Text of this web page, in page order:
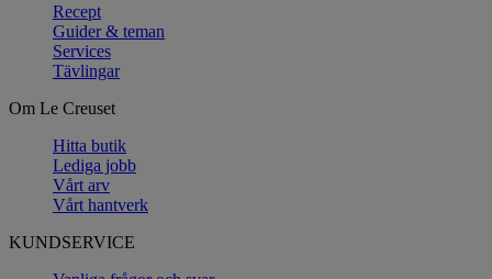
Recept
Guider & teman
Services
Tävlingar
Om Le Creuset
Hitta butik
Lediga jobb
Vårt arv
Vårt hantverk
KUNDSERVICE